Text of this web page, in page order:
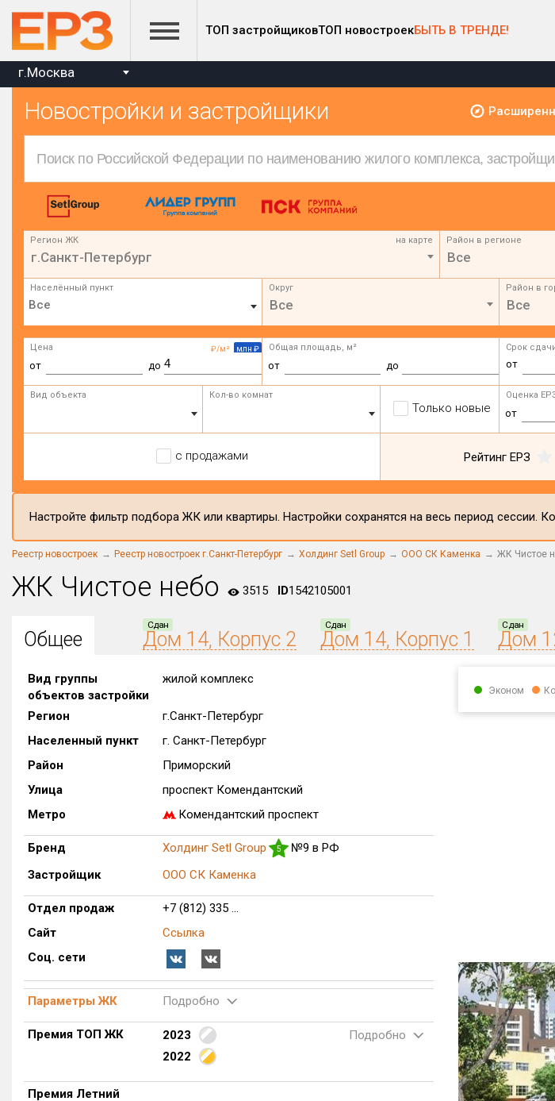
ТОП застройщиковТОП новостроекБЫТЬ В ТРЕНДЕ!
г.Москва
Новостройки и застройщики
Регион ЖК на карте
г.Санкт-Петербург
Район в регионе
Все
Населённый пункт Округ
Все
Район в
Все
₽/м² млн ₽
Цена
от до
Общая площадь, м²
от до
Срок
от
Вид объекта Кол-во комнат
Только новые
Оценка
от
с продажами Рейтинг ЕРЗ
Настройте фильтр подбора ЖК или квартиры. Настройки сохранятся на весь период сессии.
Реестр новостроек Реестр новостроек г.Санкт-Петербург Холдинг Setl Group ООО СК Каменка ЖК Чистое
ЖК Чистое небо 3515 ID1542105001
Общее
Сдан
Дом 14, Корпус 2
Сдан
Дом 14, Корпус 1
Сдан
Дом
Вид группы
объектов застройки
жилой комплекс
Регион
г.Санкт-Петербург
Населенный пункт
г. Санкт-Петербург
Район
Приморский
Улица
проспект Комендантский
Метро
Комендантский проспект
Бренд Холдинг Setl Group 5
№9 в РФ
Застройщик
ООО СК Каменка
Отдел продаж
+7 (812) 335 ...
Сайт
Ссылка
Соц. сети
Параметры ЖК Подробно
Премия ТОП ЖК 2023
Подробно
2022
Премия Летний
Эконом